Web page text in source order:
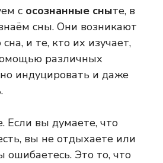
с осознанные сныте, в
сны. Они возникают
и те, кто их изучает,
различных
индуцировать и даже
Если вы думаете, что
вы не отдыхаете или
ошибаетесь. Это то, что